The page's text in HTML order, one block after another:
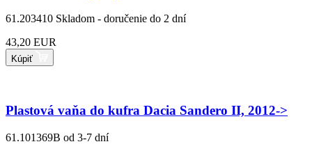
61.203410 Skladom - doručenie do 2 dní
43,20 EUR
Kúpiť
Plastová vaňa do kufra Dacia Sandero II, 2012->
61.101369B od 3-7 dní